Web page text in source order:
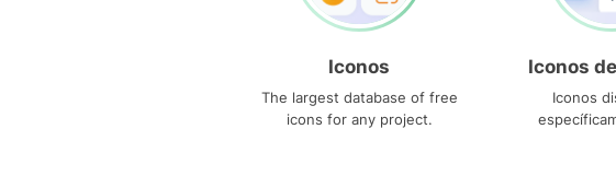
Iconos
The largest database of free
icons for any project.
Iconos
Iconos